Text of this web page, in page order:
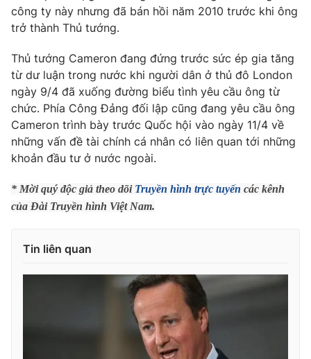
Chuyên mục khác
Emagazine
Photo Infographic
Video Shorts video
VTV Money VTV Thể thao
VTV Sức khoẻ Bất động sản
VTV4 Vươn mình bằng AI
VTV8
English
công ty này nhưng đã bán hồi năm 2010 trước khi ông
trở thành Thủ tướng.
Thủ tướng Cameron đang đứng trước sức ép gia tăng
từ dư luận trong nước khi người dân ở thủ đô London
ngày 9/4 đã xuống đường biểu tình yêu cầu ông từ
chức. Phía Công Đảng đối lập cũng đang yêu cầu ông
Cameron trình bày trước Quốc hội vào ngày 11/4 về
những vấn đề tài chính cá nhân có liên quan tới những
khoản đầu tư ở nước ngoài.
* Mời quý độc giả theo dõi Truyền hình trực tuyến các kênh
của Đài Truyền hình Việt Nam.
Tin liên quan